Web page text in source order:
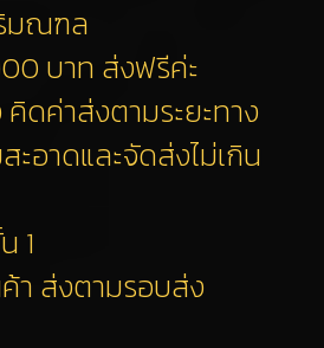
มณฑล
บาท ส่งฟรีค่ะ
ดค่าส่งตามระยะทาง
ะอาดและจัดส่งไม่เกิน
1
า ส่งตามรอบส่ง